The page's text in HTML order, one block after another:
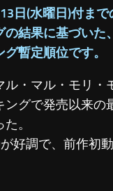
日(水曜日)付ま
の結果に基づいた
グ暫定順位です。
ル・マル・モリ
ングで発売以来の
。
好調で、前作初